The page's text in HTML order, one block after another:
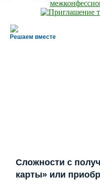
Решаем вместе
Сложности с
карты» или